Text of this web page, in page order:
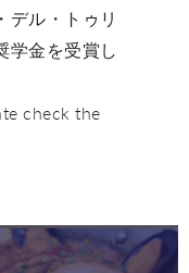
デル・トゥリ
学金を受賞し
check the